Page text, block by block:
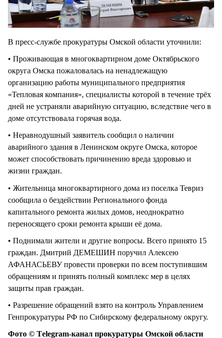
В пресс-службе прокуратуры Омской области уточнили:
• Проживающая в многоквартирном доме Октябрьского
округа Омска пожаловалась на ненадлежащую
организацию работы муниципального предприятия
«Тепловая компания», специалисты которой в течение трёх
дней не устраняли аварийную ситуацию, вследствие чего в
доме отсутствовала горячая вода.
• Неравнодушный заявитель сообщил о наличии
аварийного здания в Ленинском округе Омска, которое
может способствовать причинению вреда здоровью и
жизни граждан.
• Жительница многоквартирного дома из поселка Тевриз
сообщила о бездействии Регионального фонда
капитального ремонта жилых домов, неоднократно
переносящего сроки ремонта крыши её дома.
• Поднимали жители и другие вопросы. Всего принято 15
граждан. Дмитрий ДЕМЕШИН поручил Алексею
АФАНАСЬЕВУ провести проверки по всем поступившим
обращениям и принять полный комплекс мер в целях
защиты прав граждан.
• Разрешение обращений взято на контроль Управлением
Генпрокуратуры РФ по Сибирскому федеральному округу.
Фото © Тelegram-канал прокуратуры Омской области